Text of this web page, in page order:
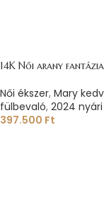
14K Női arany
Női ékszer, Mary
fülbevaló, 2024
397.500 Ft